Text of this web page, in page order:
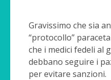
Gravissimo che sia
“protocollo”
che i medici fedeli al
debbano seguire i
per evitare sanzioni.